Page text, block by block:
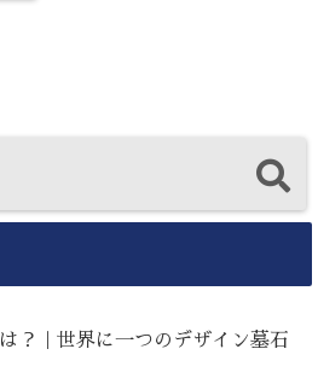
？｜世界に一つのデザイン墓石